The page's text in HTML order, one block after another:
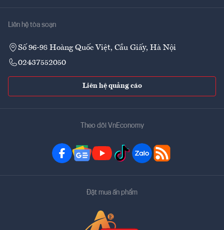
Liên hệ tòa soạn
Số 96-98 Hoàng Quốc Việt, Cầu Giấy, Hà Nội
02437552050
Liên hệ quảng cáo
Theo dõi VnEconomy
Đặt mua ấn phẩm